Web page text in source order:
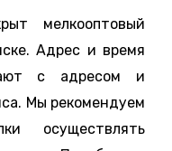
мелкооптовый
Адрес и время
с адресом и
Мы рекомендуем
осуществлять